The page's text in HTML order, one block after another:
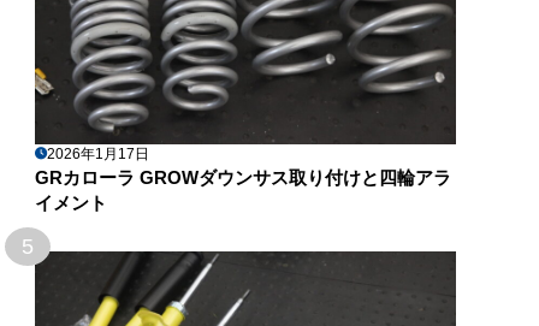
2026年1月17日
GRカローラ GROWダウンサス取り付けと四輪アラ
イメント
5